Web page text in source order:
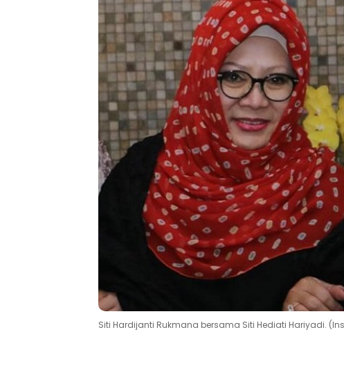
Siti Hardijanti Rukmana bersama Siti Hediati Hariyadi.